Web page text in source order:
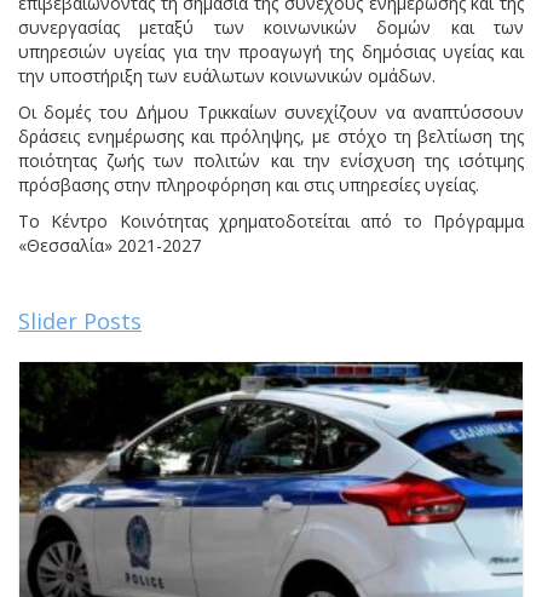
συνεργασίας μεταξύ των κοινωνικών δομών και των
υπηρεσιών υγείας για την προαγωγή της δημόσιας υγείας και
την υποστήριξη των ευάλωτων κοινωνικών ομάδων.
Οι δομές του Δήμου Τρικκαίων συνεχίζουν να αναπτύσσουν
δράσεις ενημέρωσης και πρόληψης, με στόχο τη βελτίωση της
ποιότητας ζωής των πολιτών και την ενίσχυση της ισότιμης
πρόσβασης στην πληροφόρηση και στις υπηρεσίες υγείας.
Το Κέντρο Κοινότητας χρηματοδοτείται από το Πρόγραμμα
«Θεσσαλία» 2021-2027
Slider Posts